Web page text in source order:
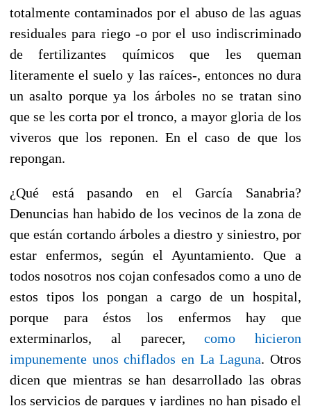
totalmente contaminados por el abuso de las aguas
residuales para riego -o por el uso indiscriminado
de fertilizantes químicos que les queman
literamente el suelo y las raíces-, entonces no dura
un asalto porque ya los árboles no se tratan sino
que se les corta por el tronco, a mayor gloria de los
viveros que los reponen. En el caso de que los
repongan.
¿Qué está pasando en el García Sanabria?
Denuncias han habido de los vecinos de la zona de
que están cortando árboles a diestro y siniestro, por
estar enfermos, según el Ayuntamiento. Que a
todos nosotros nos cojan confesados como a uno de
estos tipos los pongan a cargo de un hospital,
porque para éstos los enfermos hay que
exterminarlos, al parecer,como hicieron
impunemente unos chiflados en La Laguna. Otros
dicen que mientras se han desarrollado las obras
los servicios de parques y jardines no han pisado el